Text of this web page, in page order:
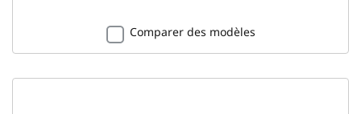
Comparer des modèles